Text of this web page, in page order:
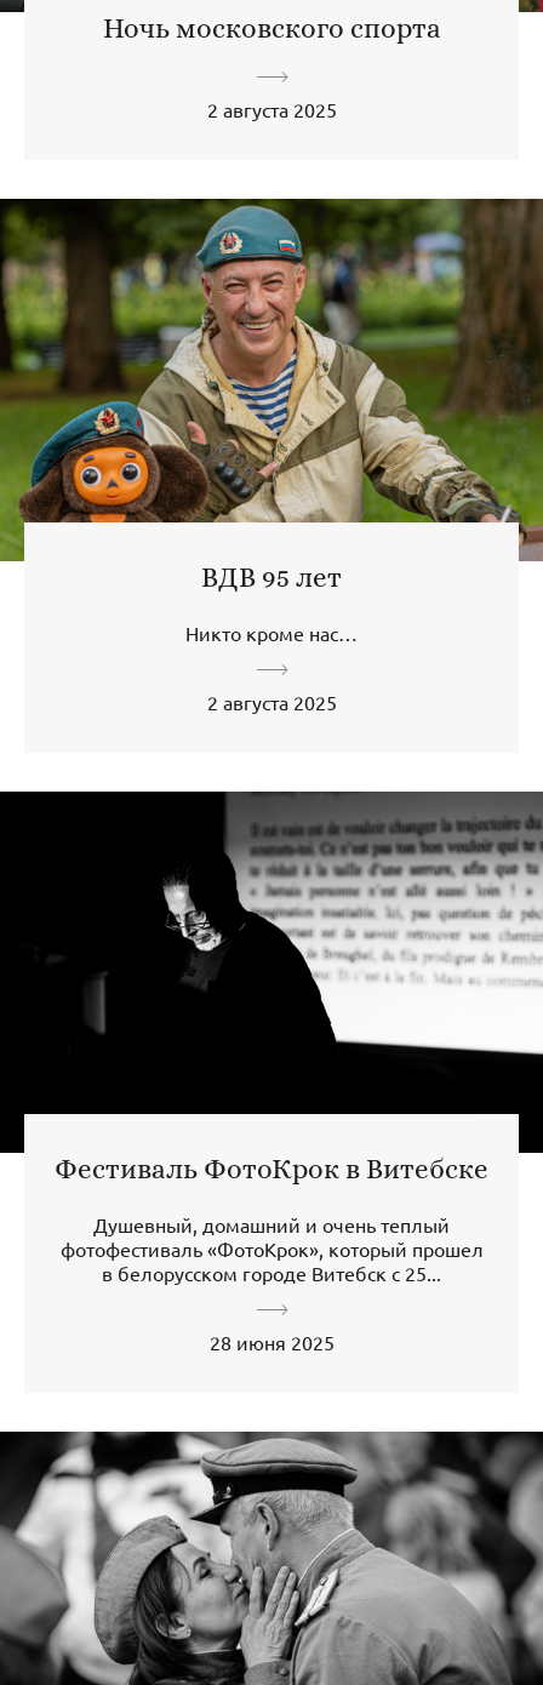
Ночь московского спорта
2 августа 2025
ВДВ 95 лет
Никто кроме нас…
2 августа 2025
Фестиваль ФотоКрок в Витебске
Душевный, домашний и очень теплый
фотофестиваль «ФотоКрок», который прошел
в белорусском городе Витебск с 25...
28 июня 2025